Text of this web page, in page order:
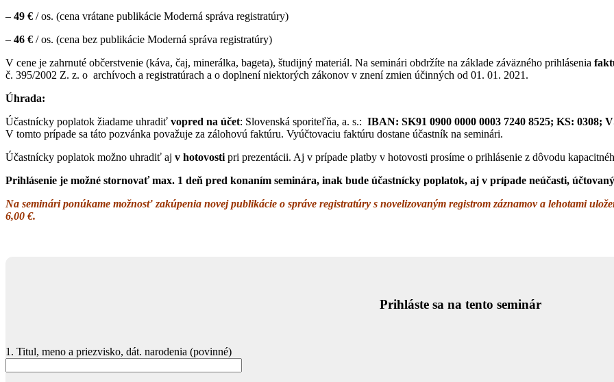
– 49 € / os. (cena vrátane publikácie Moderná správa registratúry)
– 46 € / os. (cena bez publikácie Moderná správa registratúry)
V cene je zahrnuté občerstvenie (káva, čaj, minerálka, bageta), študijný materiál. Na seminári obdržíte na základe záväzného prihlásenia
č. 395/2002 Z. z. o archívoch a registratúrach a o doplnení niektorých zákonov v znení zmien účinných od 01. 01. 2021.
Úhrada:
Účastnícky poplatok žiadame uhradiť vopred na účet: Slovenská sporiteľňa, a. s.: IBAN: SK91 0900 0000 0003 7240 8525; KS: 0308;
V tomto prípade sa táto pozvánka považuje za zálohovú faktúru. Vyúčtovaciu faktúru dostane účastník na seminári.
Účastnícky poplatok možno uhradiť aj v hotovosti pri prezentácii. Aj v prípade platby v hotovosti prosíme o prihlásenie z dôvodu
Prihlásenie je možné stornovať max. 1 deň pred konaním seminára, inak bude účastnícky poplatok, aj v prípade neúčasti, účtovaný
Na seminári ponúkame možnosť zakúpenia novej publikácie o správe registratúry s novelizovaným registrom záznamov a lehotami
6,00 €.
Prihláste sa na tento seminár
1. Titul, meno a priezvisko, dát. narodenia (povinné)